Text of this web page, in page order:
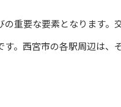
重要な要素となります。
。西宮市の各駅周辺は、